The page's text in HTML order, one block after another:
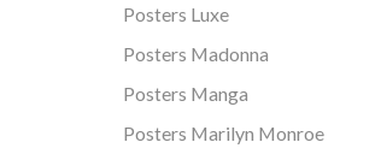
Posters Luxe
Posters Madonna
Posters Manga
Posters Marilyn Monroe